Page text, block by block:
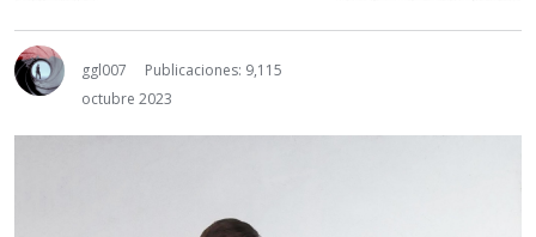
ggl007
Publicaciones: 9,115
octubre 2023